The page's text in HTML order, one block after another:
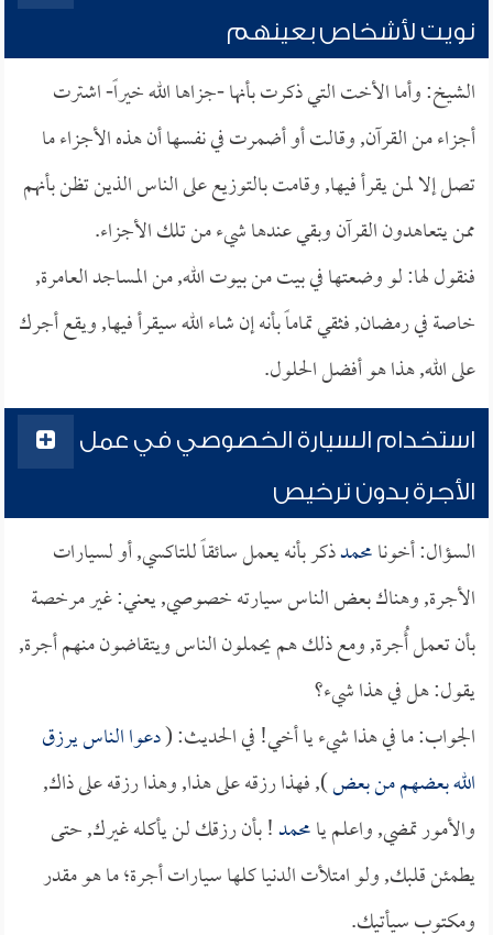
نويت لأشخاص بعينهم
الشيخ: وأما الأخت التي ذكرت بأنها -جزاها الله خيراً- اشترت
أجزاء من القرآن, وقالت أو أضمرت في نفسها أن هذه الأجزاء ما
تصل إلا لمن يقرأ فيها, وقامت بالتوزيع على الناس الذين تظن بأنهم
ممن يتعاهدون القرآن وبقي عندها شيء من تلك الأجزاء.
فنقول لها: لو وضعتها في بيت من بيوت الله, من المساجد العامرة,
خاصة في رمضان, فثقي تماماً بأنه إن شاء الله سيقرأ فيها, ويقع أجرك
على الله, هذا هو أفضل الحلول.
استخدام السيارة الخصوصي في عمل
الأجرة بدون ترخيص
السؤال: أخونامحمدذكر بأنه يعمل سائقاً للتاكسي, أو لسيارات
الأجرة, وهناك بعض الناس سيارته خصوصي, يعني: غير مرخصة
بأن تعمل أُجرة, ومع ذلك هم يحملون الناس ويتقاضون منهم أجرة,
يقول: هل في هذا شيء؟
الجواب: ما في هذا شيء يا أخي! في الحديث: (دعوا الناس يرزق
الله بعضهم من بعض), فهذا رزقه على هذا, وهذا رزقه على ذاك,
والأمور تمضي, واعلم يامحمد! بأن رزقك لن يأكله غيرك, حتى
يطمئن قلبك, ولو امتلأت الدنيا كلها سيارات أجرة؛ ما هو مقدر
ومكتوب سيأتيك.